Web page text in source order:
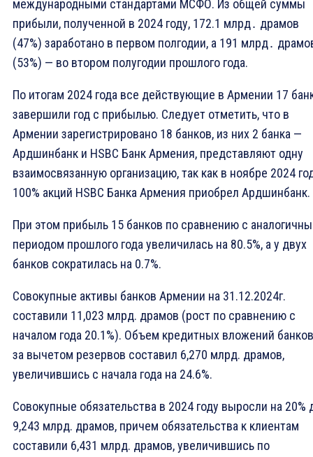
международными стандартами МСФО. Из общей суммы
прибыли, полученной в 2024 году, 172.1 млрд․ драмов
(47%) заработано в первом полгодии, а 191 млрд․
(53%) — во втором полугодии прошлого года.
По итогам 2024 года все действующие в Армении 17
завершили год с прибылью. Следует отметить, что в
Армении зарегистрировано 18 банков, из них 2 банка —
Ардшинбанк и HSBC Банк Армения, представляют одну
взаимосвязанную организацию, так как в ноябре 2024
100% акций HSBC Банка Армения приобрел Ардшинбанк.
При этом прибыль 15 банков по сравнению с
периодом прошлого года увеличилась на 80.5%, а у двух
банков сократилась на 0.7%.
Совокупные активы банков Армении на 31.12.2024г.
составили 11,023 млрд. драмов (рост по сравнению с
началом года 20.1%). Объем кредитных вложений
за вычетом резервов составил 6,270 млрд. драмов,
увеличившись с начала года на 24.6%.
Совокупные обязательства в 2024 году выросли на 20%
9,243 млрд. драмов, причем обязательства к клиентам
составили 6,431 млрд. драмов, увеличившись по